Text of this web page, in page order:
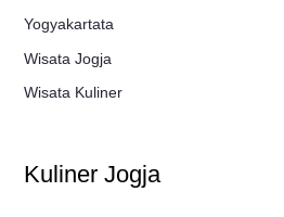
Yogyakartata
Wisata Jogja
Wisata Kuliner
Kuliner Jogja